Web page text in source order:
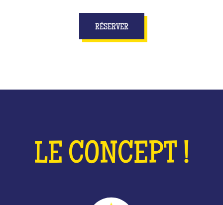
RÉSERVER
LE CONCEPT !